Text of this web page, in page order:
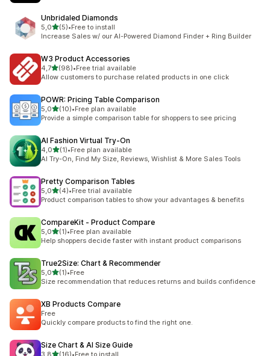
Unbridaled Diamonds
5,0/ 5 tähteä
(5)
5 arvostelua yhteensä
•Free to install
Increase Sales w/ our AI-Powered Diamond Finder + Ring Builder
W3 Product Accessories
4,7/ 5 tähteä
(98)
98 arvostelua yhteensä
•Free trial available
Allow customers to purchase related products in one click
POWR: Pricing Table Comparison
5,0/ 5 tähteä
(10)
10 arvostelua yhteensä
•Free plan available
Provide a simple comparison table for shoppers to see pricing
AI Fashion Virtual Try‑On
4,0/ 5 tähteä
(1)
1 arvostelua yhteensä
•Free plan available
AI Try-On, Find My Size, Reviews, Wishlist & More Sales Tools
Pretty Comparison Tables
5,0/ 5 tähteä
(4)
4 arvostelua yhteensä
•Free trial available
Product comparison tables to show your advantages & benefits
CompareKit ‑ Product Compare
5,0/ 5 tähteä
(1)
1 arvostelua yhteensä
•Free plan available
Help shoppers decide faster with instant product comparisons
True2Size: Chart & Recommender
5,0/ 5 tähteä
(1)
1 arvostelua yhteensä
•Free
Size recommendation that reduces returns and builds confidence
XB Products Compare
Free
Quickly compare products to find the right one.
Size Chart & AI Size Guide
3,8/ 5 tähteä
(16)•Free to install